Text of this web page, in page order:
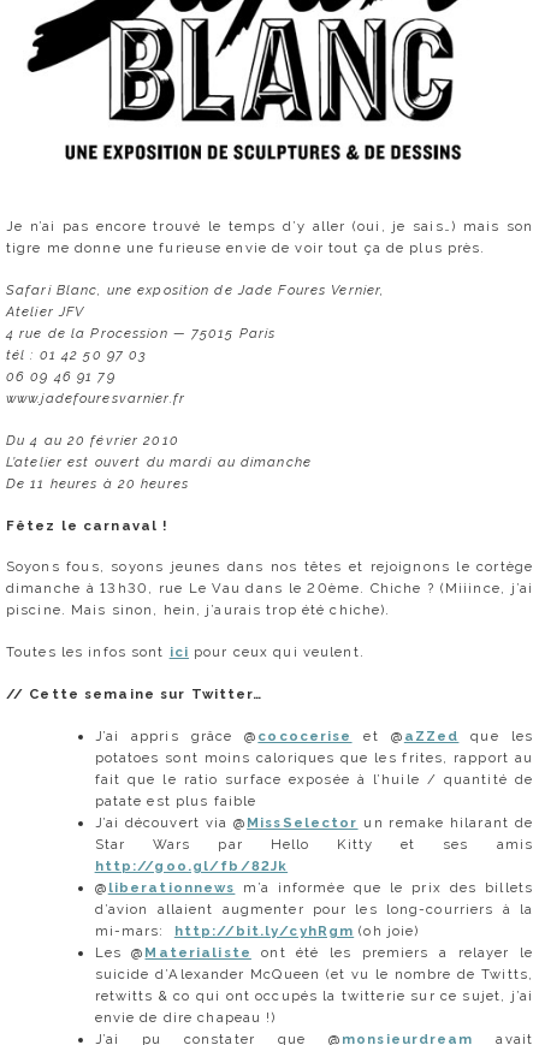
Je n’ai pas encore trouvé le temps d’y aller (oui, je sais…) mais son
tigre me donne une furieuse envie de voir tout ça de plus près.
Safari Blanc, une exposition de Jade Foures Vernier,
Atelier JFV
4 rue de la Procession — 75015 Paris
tél : 01 42 50 97 03
06 09 46 91 79
www.jadefouresvarnier.fr
Du 4 au 20 février 2010
L’atelier est ouvert du mardi au dimanche
De 11 heures à 20 heures
Fêtez le carnaval !
Soyons fous, soyons jeunes dans nos têtes et rejoignons le cortège
dimanche à 13h30, rue Le Vau dans le 20ème. Chiche ? (Miiince, j’ai
piscine. Mais sinon, hein, j’aurais trop été chiche).
Toutes les infos sont ici pour ceux qui veulent.
// Cette semaine sur Twitter…
J’ai appris grâce @ cococerise et @ aZZed
que les
potatoes sont moins caloriques que les frites, rapport au
fait que le ratio surface exposée à l’huile / quantité de
patate est plus faible
J’ai découvert via @ MissSelector un remake hilarant de
Star Wars par Hello Kitty et ses amis
http://goo.gl/fb/82Jk
@ liberationnews
m’a informée que le prix des billets
d’avion allaient augmenter pour les long-courriers à la
mi-mars: http://bit.ly/cyhRgm (oh joie)
Les @ Materialiste
ont été les premiers a relayer le
suicide d’Alexander McQueen (et vu le nombre de Twitts,
retwitts & co qui ont occupés la twitterie sur ce sujet, j’ai
envie de dire chapeau !)
J’ai pu constater que @ monsieurdream avait